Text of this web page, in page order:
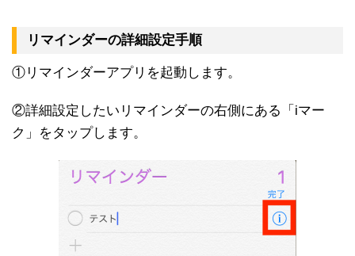
リマインダーの詳細設定手順
①リマインダーアプリを起動します。
②詳細設定したいリマインダーの右側にある「iマー
ク」をタップします。